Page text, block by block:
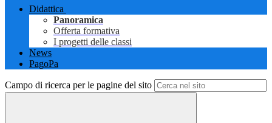
Didattica
Panoramica
Offerta formativa
I progetti delle classi
News
PagoPa
Campo di ricerca per le pagine del sito